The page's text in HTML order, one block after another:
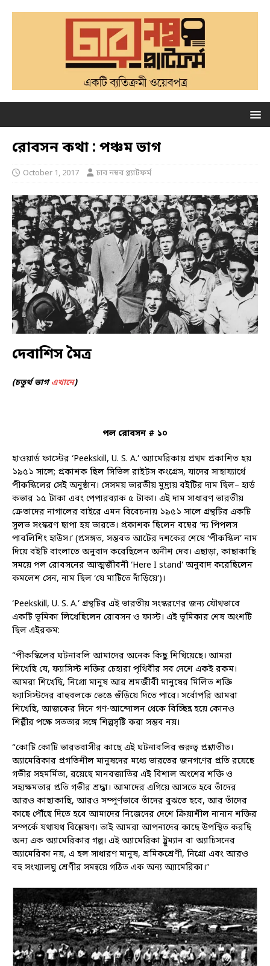
রোবসন কথা : পঞ্চম ভাগ
October 1, 2017 চার নম্বর প্ল্যাটফর্ম
দেবাশিস মৈত্র
(চতুর্থ ভাগএখানে)
পল রোবসন # ১০
হাওয়ার্ড ফাস্টের ‘Peekskill, U. S. A.’ অ্যামেরিকায় প্রথম প্রকাশিত হয়
১৯৫১ সালে; প্রকাশক ছিল সিভিল রাইটস কংগ্রেস, যাদের সাহায্যার্থে
পীকস্কিলের সেই অনুষ্ঠান। সেসময় ভারতীয় মুদ্রায় বইটির দাম ছিল– হার্ড
কভার ১৫ টাকা এবং পেপারব্যাক ৫ টাকা। এই দাম সাধারণ ভারতীয়
ক্রেতাদের নাগালের বাইরে এমন বিবেচনায় ১৯৫১ সালে গ্রন্থটির একটি
সুলভ সংস্করণ ছাপা হয় ভারতে। প্রকাশক ছিলেন বম্বের ‘দ্য পিপলস
পাবলিশিং হাউস।’ (প্রসঙ্গত, সম্ভবত আটের দশকের শেষে ‘পীকস্কিল’ নাম
দিয়ে বইটি বাংলাতে অনুবাদ করেছিলেন অনীশ দেব। এছাড়া, কাছাকাছি
সময়ে পল রোবসনের আত্মজীবনী ‘Here I stand’ অনুবাদ করেছিলেন
কমলেশ সেন, নাম ছিল ‘যে মাটিতে দাঁড়িয়ে’)।
‘Peekskill, U. S. A.’ গ্রন্থটির এই ভারতীয় সংস্করণের জন্য যৌথভাবে
একটি ভূমিকা লিখেছিলেন রোবসন ও ফাস্ট। এই ভূমিকার শেষ অংশটি
ছিল এইরকম:
“পীকস্কিলের ঘটনাবলি আমাদের অনেক কিছু শিখিয়েছে। আমরা
শিখেছি যে, ফ্যাসিস্ট শক্তির চেহারা পৃথিবীর সব দেশে একই রকম।
আমরা শিখেছি, নিগ্রো মানুষ আর শ্রমজীবী মানুষের মিলিত শক্তি
ফ্যাসিস্টদের বাহুবলকে ভেঙে গুঁড়িয়ে দিতে পারে। সর্বোপরি আমরা
শিখেছি, আজকের দিনে গণ-আন্দোলন থেকে বিচ্ছিন্ন হয়ে কোনও
শিল্পীর পক্ষে সততার সঙ্গে শিল্পসৃষ্টি করা সম্ভব নয়।
“কোটি কোটি ভারতবাসীর কাছে এই ঘটনাবলির গুরুত্ব প্রশ্নাতীত।
অ্যামেরিকার প্রগতিশীল মানুষদের মধ্যে ভারতের জনগণের প্রতি রয়েছে
গভীর সহমর্মিতা, রয়েছে মানবজাতির এই বিশাল অংশের শক্তি ও
সহ্যক্ষমতার প্রতি গভীর শ্রদ্ধা। আমাদের এগিয়ে আসতে হবে তাঁদের
আরও কাছাকাছি, আরও সম্পূর্ণভাবে তাঁদের বুঝতে হবে, আর তাঁদের
কাছে পৌঁছে দিতে হবে আমাদের নিজেদের দেশে ক্রিয়াশীল নানান শক্তির
সম্পর্কে যথাযথ বিশ্লেষণ। তাই আমরা আপনাদের কাছে উপস্থিত করছি
অন্য এক অ্যামেরিকার গল্প। এই অ্যামেরিকা ট্রুম্যান বা অ্যাচিসনের
অ্যামেরিকা নয়, এ হল সাধারণ মানুষ, শ্রমিকশ্রেণী, নিগ্রো এবং আরও
বহু সংখ্যালঘু শ্রেণীর সমন্বয়ে গঠিত এক অন্য অ্যামেরিকা।”